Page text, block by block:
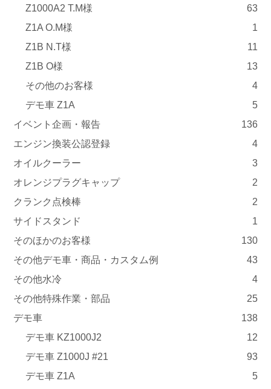
Z1000A2 T.M様
63
Z1A O.M様
1
Z1B N.T様
11
Z1B O様
13
その他のお客様
4
デモ車 Z1A
5
イベント企画・報告
136
エンジン換装公認登録
4
オイルクーラー
3
オレンジプラグキャップ
2
クランク点検棒
2
サイドスタンド
1
そのほかのお客様
130
その他デモ車・商品・カスタム例
43
その他水冷
4
その他特殊作業・部品
25
デモ車
138
デモ車 KZ1000J2
12
デモ車 Z1000J #21
93
デモ車 Z1A
5